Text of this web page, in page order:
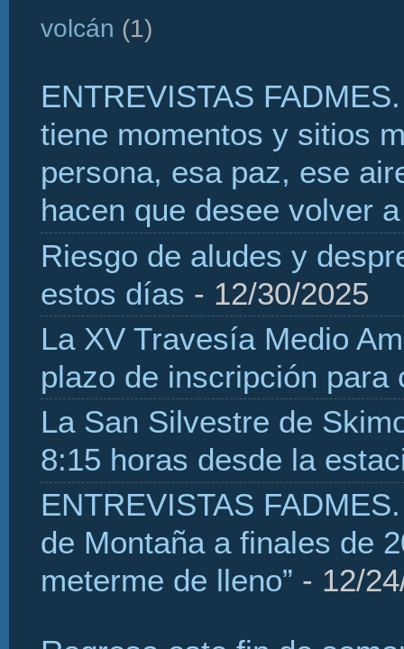
volcán (1)
ENTREVISTAS
tiene momentos y sitios
persona, esa paz, ese
hacen que desee volver
Riesgo de aludes y
estos días - 12/30/2025
La XV Travesía Medio
plazo de inscripción para
La San Silvestre de
8:15 horas desde la
ENTREVISTAS
de Montaña a finales de
meterme de lleno” - 12/